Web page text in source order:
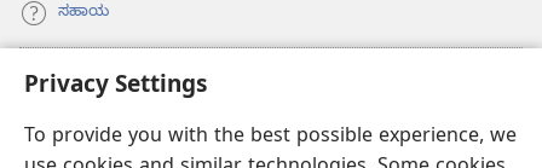
Privacy Settings
To provide you with the best possible experience, we
ಸಹಾಯ
ಕಾಣಿಕೆಗಳು
(opens
window)ವಾಚ್‌ಟವರ್‌ ಆನ್‌ಲೈನ್‌ ಲೈಬ್ರರಿ
(opens